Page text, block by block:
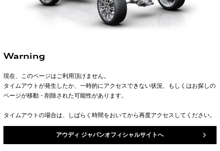
Warning
現在、このページはご利用頂けません。
タイムアウトが発生したか、一時的にアクセスできない状況、もしくはお探しの
ページが移動・削除された可能性があります。
タイムアウトの場合は、しばらく時間をおいてから再度アクセスしてください。
アウディ ジャパンオフィシャルサイトへ